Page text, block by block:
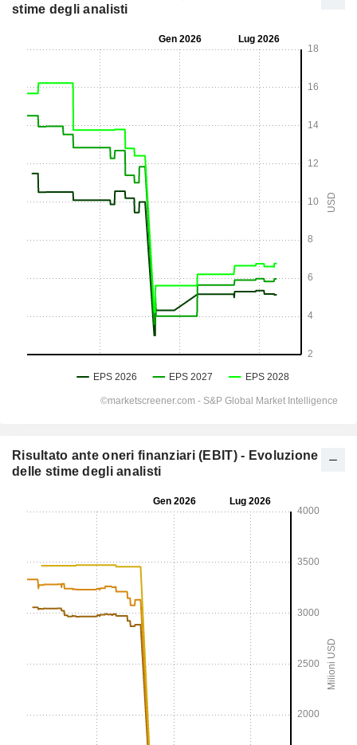
stime degli analisti
Risultato ante oneri finanziari (EBIT) - Evoluzione
delle stime degli analisti